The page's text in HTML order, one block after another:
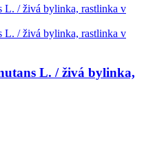
L. / živá bylinka,